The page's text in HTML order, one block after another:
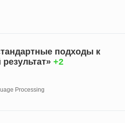
подходы к
+2
Processing